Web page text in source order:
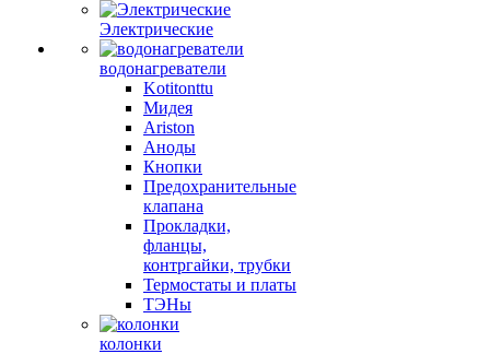
Электрические
водонагреватели
Kotitonttu
Мидея
Ariston
Аноды
Кнопки
Предохранительные
клапана
Прокладки,
фланцы,
контргайки, трубки
Термостаты и платы
ТЭНы
колонки